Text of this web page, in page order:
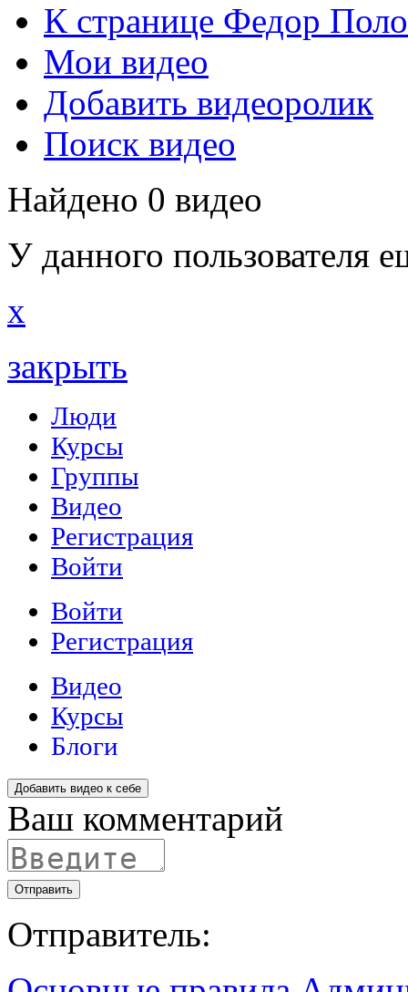
К странице Федор
Мои видео
Добавить видеоролик
Поиск видео
Найдено 0 видео
У данного пользователя
x
закрыть
Добавить видео к себе
Ваш комментарий
Отправить
Отправитель: